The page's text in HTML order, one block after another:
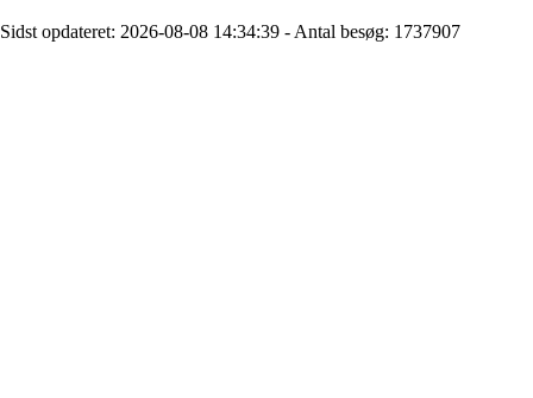
Sidst opdateret: 2026-08-08 14:34:39 - Antal besøg: 1737907